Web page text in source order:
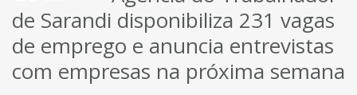
de Sarandi disponibiliza 231 vagas
de emprego e anuncia entrevistas
com empresas na próxima semana